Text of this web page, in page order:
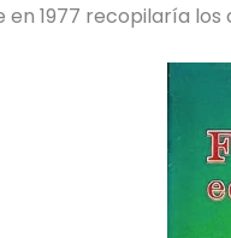
en 1977 recopilaría los